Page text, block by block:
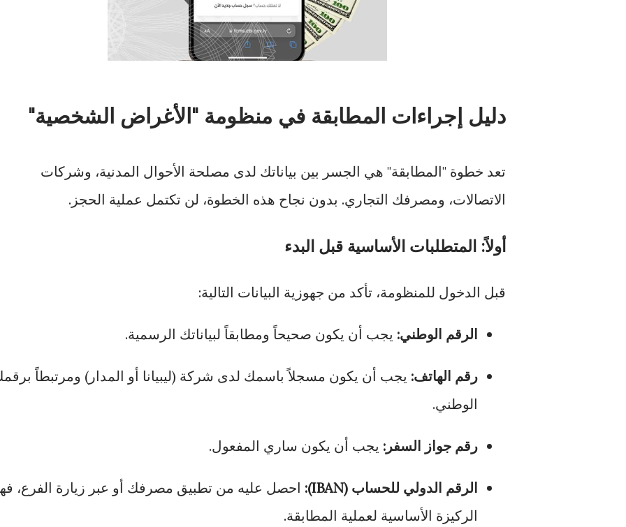
دليل إجراءات المطابقة في منظومة "الأغراض الشخصية"
تعد خطوة "المطابقة" هي الجسر بين بياناتك لدى مصلحة الأحوال المدنية، وشركات
الاتصالات، ومصرفك التجاري. بدون نجاح هذه الخطوة، لن تكتمل عملية الحجز.
أولاً: المتطلبات الأساسية قبل البدء
قبل الدخول للمنظومة، تأكد من جهوزية البيانات التالية:
الرقم الوطني: يجب أن يكون صحيحاً ومطابقاً لبياناتك الرسمية.
رقم الهاتف: يجب أن يكون مسجلاً باسمك لدى شركة (ليبيانا أو المدار) ومرتبطاً
الوطني.
رقم جواز السفر: يجب أن يكون ساري المفعول.
الرقم الدولي للحساب (IBAN):
احصل عليه من تطبيق مصرفك أو عبر زيارة الفرع،
الركيزة الأساسية لعملية المطابقة.